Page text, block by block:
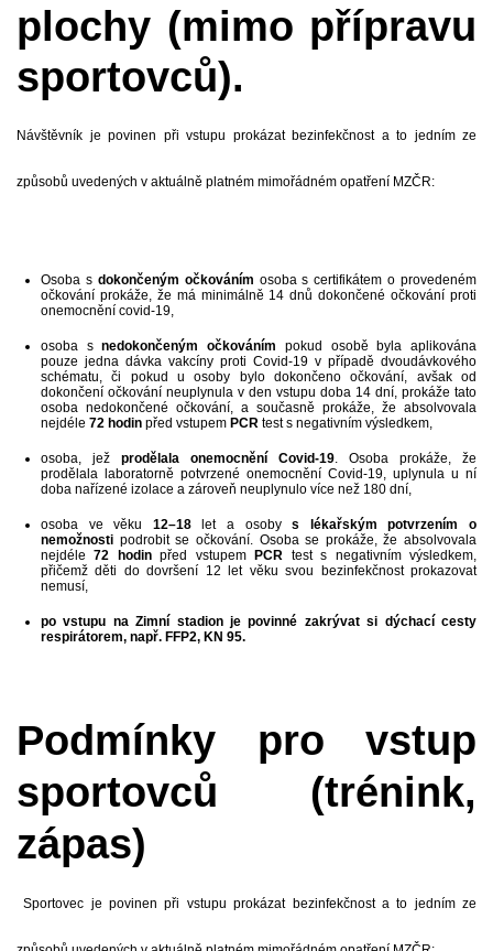
plochy (mimo přípravu
sportovců).
Návštěvník je povinen při vstupu prokázat bezinfekčnost a to jedním ze
způsobů uvedených v aktuálně platném mimořádném opatření MZČR:
Osoba s dokončeným očkováním osoba s certifikátem o provedeném
očkování prokáže, že má minimálně 14 dnů dokončené očkování proti
onemocnění covid-19,
osoba snedokončeným očkováním pokud osobě byla aplikována
pouze jedna dávka vakcíny proti Covid-19 v případě dvoudávkového
schématu, či pokud u osoby bylo dokončeno očkování, avšak od
dokončení očkování neuplynula v den vstupu doba 14 dní, prokáže tato
osoba nedokončené očkování, a současně prokáže, že absolvovala
nejdéle 72 hodin před vstupem PCR test s negativním výsledkem,
osoba, jež prodělala onemocnění Covid-19 . Osoba prokáže, že
prodělala laboratorně potvrzené onemocnění Covid-19, uplynula u ní
doba nařízené izolace a zároveň neuplynulo více než 180 dní,
osoba ve věku 12–18let a osobys lékařským potvrzením o
nemožnosti podrobit se očkování. Osoba se prokáže, že absolvovala
nejdéle72 hodinpřed vstupemPCR test s negativním výsledkem,
přičemž děti do dovršení 12 let věku svou bezinfekčnost prokazovat
nemusí,
po vstupu na Zimní stadion je povinné zakrývat si dýchací cesty
respirátorem, např. FFP2, KN 95.
Podmínky pro vstup
sportovců (trénink,
zápas)
Sportovec je povinen při vstupu prokázat bezinfekčnost a to jedním ze